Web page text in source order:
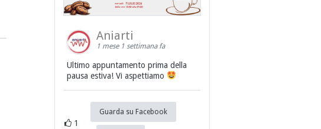
Aniarti
1 mese 1 settimana fa
Ultimo appuntamento prima della
pausa estiva! Vi aspettiamo
1
Guarda su Facebook